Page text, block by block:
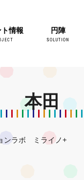
情報 円陣
SOLUTION
本田
ンラボ ミライノ+